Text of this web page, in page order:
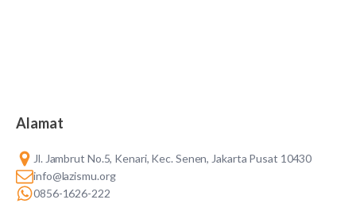
Alamat
Jl. Jambrut No.5, Kenari, Kec. Senen, Jakarta Pusat 10430
info@lazismu.org
0856-1626-222